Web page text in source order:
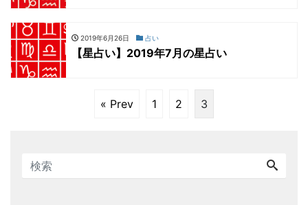
2019年6月26日 占い
【星占い】2019年7月の星占い
« Prev 1 2 3